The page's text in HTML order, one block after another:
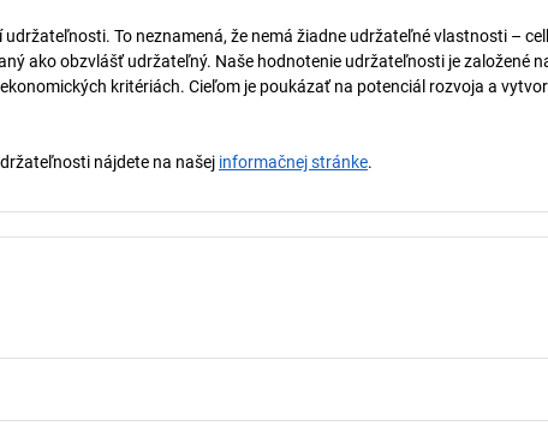
To neznamená, že nemá žiadne udržateľné vlastnosti –
ako obzvlášť udržateľný. Naše hodnotenie udržateľnosti je založené
kritériách. Cieľom je poukázať na potenciál rozvoja a
nájdete na našej informačnej stránke.